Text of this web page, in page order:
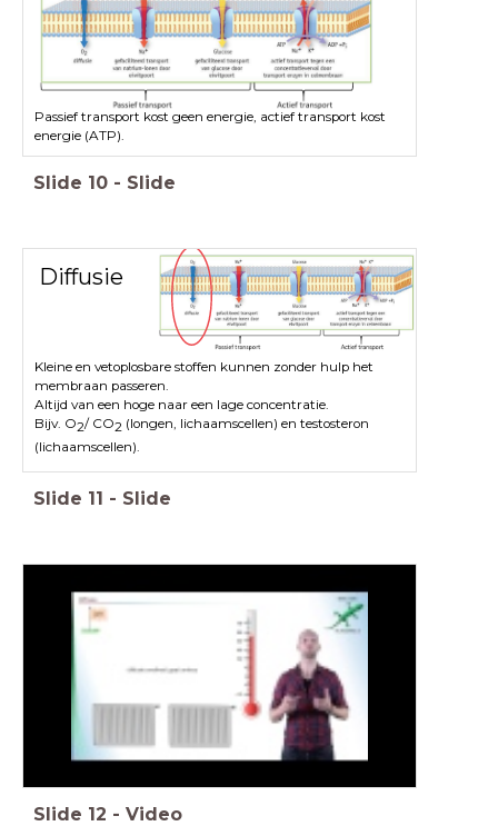
Passief transport kost geen energie, actief transport kost
energie (ATP).
Slide 10 - Slide
Diffusie
Kleine en vetoplosbare stoffen kunnen zonder hulp het
membraan passeren.
Altijd van een hoge naar een lage concentratie.
Bijv. O2/ CO2 (longen, lichaamscellen) en testosteron
(lichaamscellen).
Slide 11 - Slide
Slide 12 - Video